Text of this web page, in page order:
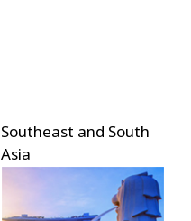
Southeast and South
Asia